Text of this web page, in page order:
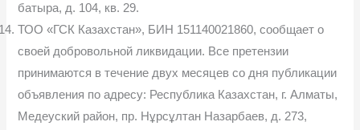
батыра, д. 104, кв. 29.
ТОО «ГСК Казахстан», БИН 151140021860, сообщает о
своей добровольной ликвидации. Все претензии
принимаются в течение двух месяцев со дня публикации
объявления по адресу: Республика Казахстан, г. Алматы,
Медеуский район, пр. Нұрсұлтан Назарбаев, д. 273,